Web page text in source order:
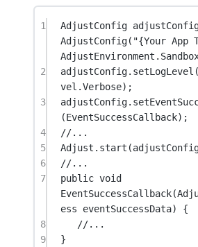
1 AdjustConfig
AdjustConfig( "{Your App
2
adjustConfig. setLogLevel
vel.Verbose);
3
adjustConfig.
(EventSuccessCallback);
4
//...
5
Adjust. start
6
//...
7
public void
EventSuccessCallback(
ess
eventSuccessData) {
8
//...
9
}